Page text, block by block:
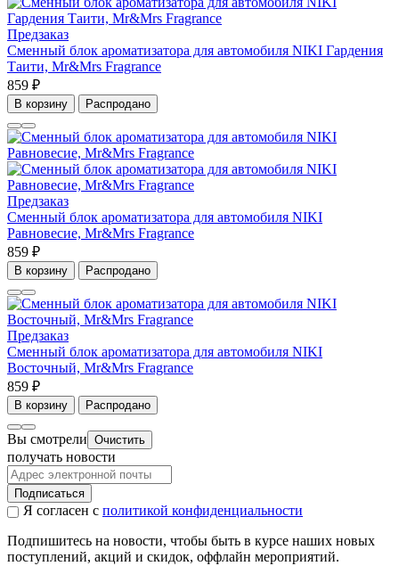
Предзаказ
Сменный блок ароматизатора для автомобиля NIKI Гардения
Таити, Mr&Mrs Fragrance
859 ₽
В корзину Распродано
Предзаказ
Сменный блок ароматизатора для автомобиля NIKI
Равновесие, Mr&Mrs Fragrance
859 ₽
В корзину Распродано
Предзаказ
Сменный блок ароматизатора для автомобиля NIKI
Восточный, Mr&Mrs Fragrance
859 ₽
В корзину Распродано
Вы смотрели Очистить
получать новости
Подписаться
Я согласен с политикой конфиденциальности
Подпишитесь на новости, чтобы быть в курсе наших новых
поступлений, акций и скидок, оффлайн мероприятий.